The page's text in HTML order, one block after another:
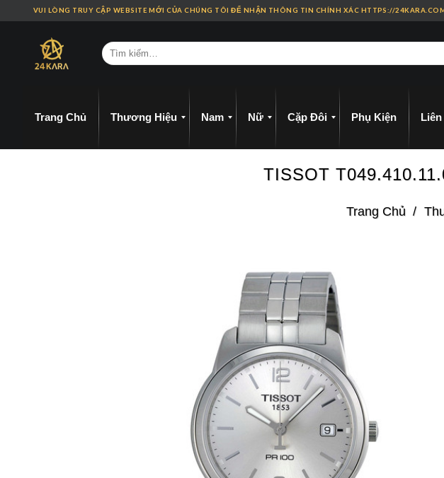
VUI LÒNG TRUY CẬP WEBSITE MỚI CỦA CHÚNG TÔI ĐỂ NHẬN THÔNG TIN CHÍNH XÁC HTTPS://
Trang Chủ Thương Hiệu Nam Nữ Cặp Đôi Phụ Kiện Liên
TISSOT
Trang Chủ /